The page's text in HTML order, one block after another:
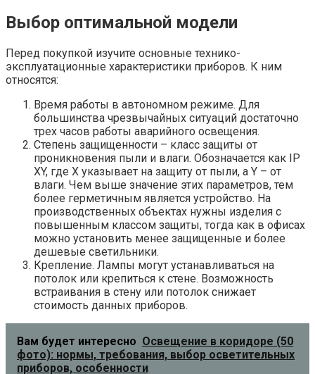
Выбор оптимальной модели
Перед покупкой изучите основные технико-
эксплуатационные характеристики приборов. К ним
относятся:
Время работы в автономном режиме. Для
большинства чрезвычайных ситуаций достаточно
трех часов работы аварийного освещения.
Степень защищенности – класс защиты от
проникновения пыли и влаги. Обозначается как IP
XY, где X указывает на защиту от пыли, а Y – от
влаги. Чем выше значение этих параметров, тем
более герметичным является устройство. На
производственных объектах нужны изделия с
повышенным классом защиты, тогда как в офисах
можно установить менее защищенные и более
дешевые светильники.
Крепление. Лампы могут устанавливаться на
потолок или крепиться к стене. Возможность
встраивания в стену или потолок снижает
стоимость данных приборов.
Вам будет интересно Освещение в коридоре (50
фото): нормы, требования, выбор осветительных
приборов, особенности